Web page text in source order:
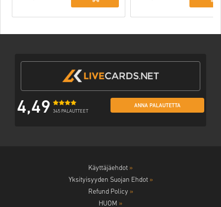
4,49 345 PALAUTTEET
ANNA PALAUTETTA
Käyttäjäehdot »
Yksityisyyden Suojan Ehdot »
Refund Policy »
HUOM »